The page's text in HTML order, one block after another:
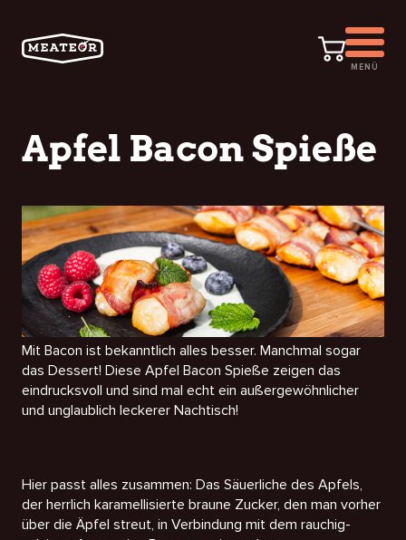
MENÜ
Apfel Bacon Spieße
Mit Bacon ist bekanntlich alles besser. Manchmal sogar
das Dessert! Diese Apfel Bacon Spieße zeigen das
eindrucksvoll und sind mal echt ein außergewöhnlicher
und unglaublich leckerer Nachtisch!
Hier passt alles zusammen: Das Säuerliche des Apfels,
der herrlich karamellisierte braune Zucker, den man vorher
über die Äpfel streut, in Verbindung mit dem rauchig-